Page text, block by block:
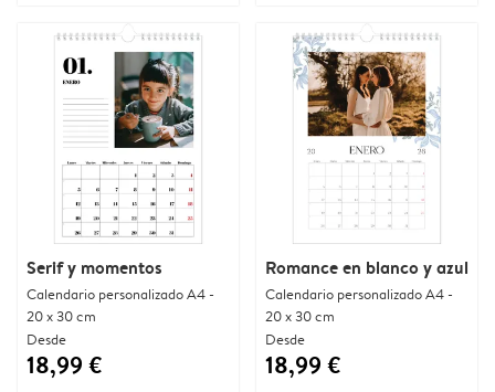
Serif y momentos
Calendario personalizado A4 -
20 x 30 cm
Desde
18,99 €
Romance en blanco y azul
Calendario personalizado A4 -
20 x 30 cm
Desde
18,99 €